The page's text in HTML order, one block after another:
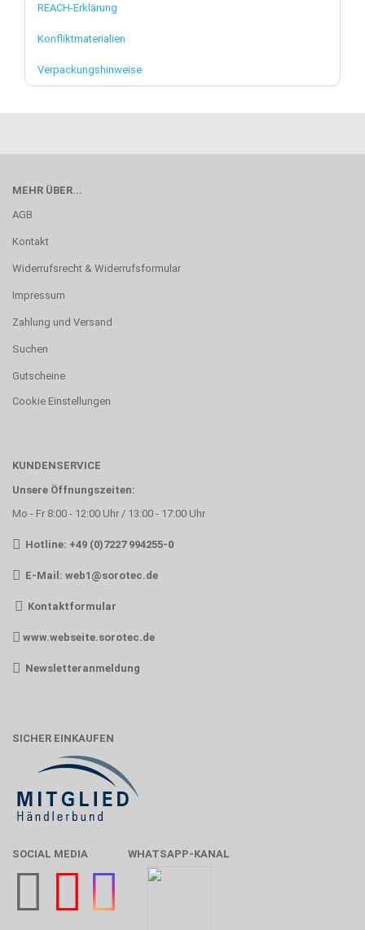
REACH-Erklärung
Konfliktmaterialien
Verpackungshinweise
MEHR ÜBER...
AGB
Kontakt
Widerrufsrecht & Widerrufsformular
Impressum
Zahlung und Versand
Suchen
Gutscheine
Cookie Einstellungen
KUNDENSERVICE
Unsere Öffnungszeiten:
Mo - Fr 8:00 - 12:00 Uhr / 13:00 - 17:00 Uhr
Hotline: +49 (0)7227 994255-0
E-Mail: web1@sorotec.de
Kontaktformular
www.webseite.sorotec.de
Newsletteranmeldung
SICHER EINKAUFEN
SOCIAL MEDIA WHATSAPP-KANAL